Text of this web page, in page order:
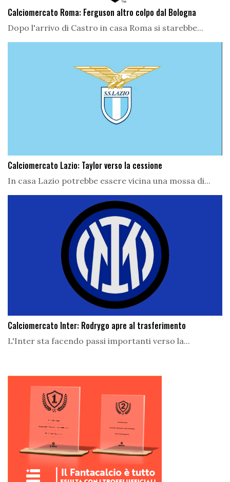
Calciomercato Roma: Ferguson altro colpo dal Bologna
Dopo l'arrivo di Castro in casa Roma si starebbe...
Calciomercato Lazio: Taylor verso la cessione
In casa Lazio potrebbe essere vicina una mossa di...
Calciomercato Inter: Rodrygo apre al trasferimento
L'Inter sta facendo passi importanti verso la...